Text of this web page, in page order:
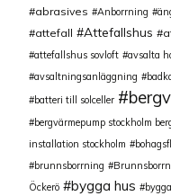
abrasives Anborrning
attefall Attefallshus
attefallshus sovloft
avsalta
avsaltningsanläggning
batteri till solceller
bergvärmepump stockholm
installation stockholm
brunnsborrning
Öckerö
bygga hus